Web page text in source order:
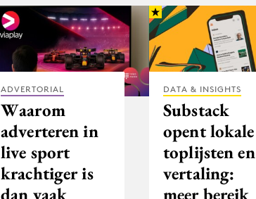
ADVERTORIAL
Waarom
adverteren in
live sport
krachtiger is
dan vaak
DATA & INSIGHTS
Substack
opent lokale
toplijsten en
vertaling:
meer bereik